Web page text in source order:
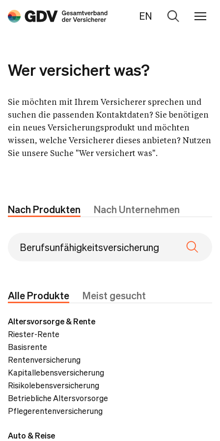
EN
Zur
Wer versichert was?
Sie möchten mit Ihrem Versicherer sprechen und
suchen die passenden Kontaktdaten? Sie benötigen
ein neues Versicherungsprodukt und möchten
wissen, welche Versicherer dieses anbieten? Nutzen
Sie unsere Suche "Wer versichert was".
Nach Produkten Nach Unternehmen
Alle Produkte Meist gesucht
Altersvorsorge & Rente
Riester-Rente
Basisrente
Rentenversicherung
Kapitallebensversicherung
Risikolebensversicherung
Betriebliche Altersvorsorge
Pflegerentenversicherung
Auto & Reise